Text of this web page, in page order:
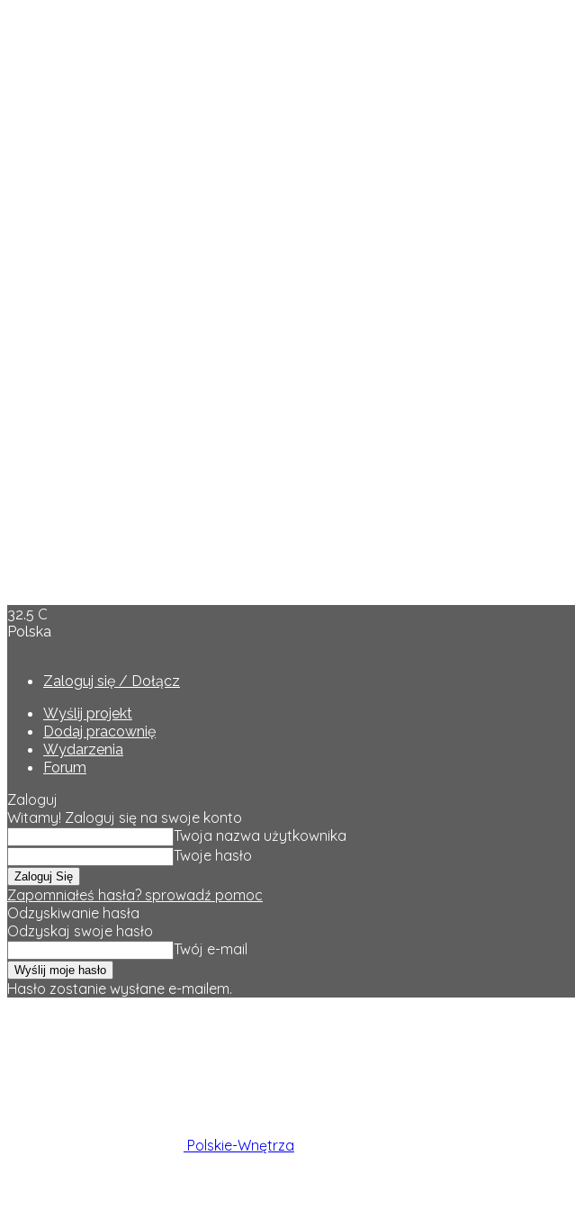
32.5 C
Polska
Zaloguj się / Dołącz
Wyślij projekt
Dodaj pracownię
Wydarzenia
Forum
Zaloguj
Witamy! Zaloguj się na swoje konto
Twoja nazwa użytkownika
Twoje hasło
Zapomniałeś hasła? sprowadź pomoc
Odzyskiwanie hasła
Odzyskaj swoje hasło
Twój e-mail
Hasło zostanie wysłane e-mailem.
Polskie-Wnętrza